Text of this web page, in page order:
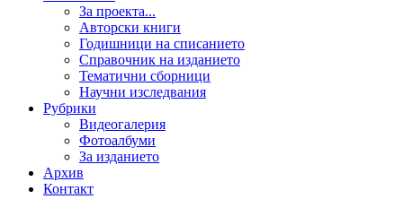
За проекта...
Авторски книги
Годишници на списанието
Справочник на изданието
Тематични сборници
Научни изследвания
Рубрики
Видеогалерия
Фотоалбуми
За изданието
Архив
Контакт